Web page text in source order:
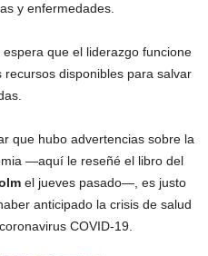
y enfermedades.
que el liderazgo funcione
disponibles para salvar
que hubo advertencias sobre la
—aquí le reseñé el libro del
el jueves pasado—, es justo
anticipado la crisis de salud
COVID-19.